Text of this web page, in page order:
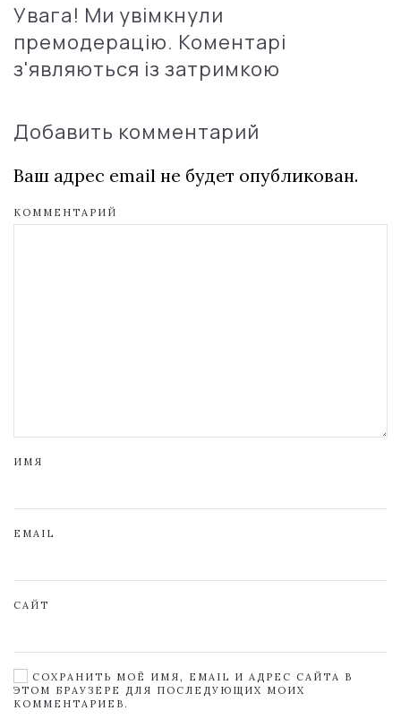
Увага! Ми увімкнули
премодерацію. Коментарі
з'являються із затримкою
Добавить комментарий
Ваш адрес email не будет опубликован.
КОММЕНТАРИЙ
ИМЯ
EMAIL
САЙТ
СОХРАНИТЬ МОЁ ИМЯ, EMAIL И АДРЕС САЙТА В
ЭТОМ БРАУЗЕРЕ ДЛЯ ПОСЛЕДУЮЩИХ МОИХ
КОММЕНТАРИЕВ.